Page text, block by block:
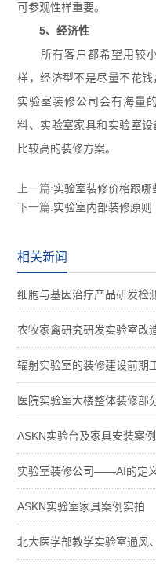
可参观性样重要。
5、经济性
所有客户都希望用较小
样，经济型不是尽量不花
实验室装修公司会有海量
料、 实验室家具和实验室
比较高的装修方案。
上一篇:实验室装修价格跟哪
下一篇:实验室内部装修原则
相关新闻
细胞与基因治疗产品研发检测制备
农牧家禽研究研发实验室改
辐射实验室的装修建设前期
医院实验室大楼整体装修部
ASKN实验台及家具安装案例
实验室装修公司——AI的定
ASKN实验室家具案例实拍
北大医学部教学实验室通风